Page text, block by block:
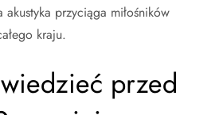
akustyka przyciąga miłośników
kraju.
przed